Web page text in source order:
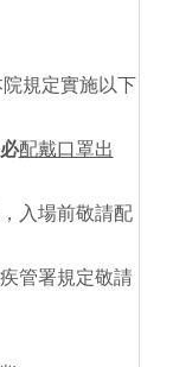
規定實施以下
配戴口罩出
入場前敬請配
管署規定敬請